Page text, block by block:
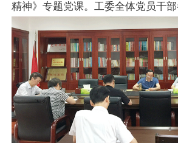
精神》专题党课。工委全体党员干部